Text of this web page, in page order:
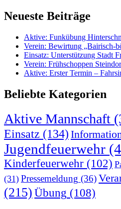
Neueste Beiträge
Aktive: Funkübung
Verein: Bewirtung „Bairisch-
Einsatz: Unterstützung Stadt
Verein: Frühschoppen
Aktive: Erster Termin –
Beliebte Kategorien
Aktive Mannschaft
Einsatz (134)
Jugendfeuerwehr
Kinderfeuerwehr (102)
(31) Pressemeldung (36)
(215)Übung (108)